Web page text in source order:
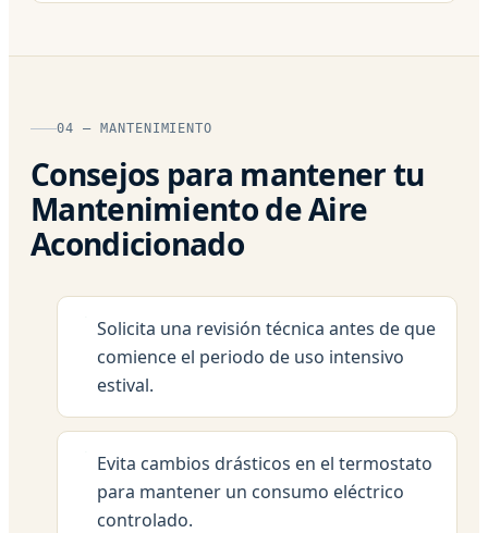
04 — MANTENIMIENTO
Consejos para mantener tu
Mantenimiento de Aire
Acondicionado
Solicita una revisión técnica antes de que
comience el periodo de uso intensivo
estival.
Evita cambios drásticos en el termostato
para mantener un consumo eléctrico
controlado.